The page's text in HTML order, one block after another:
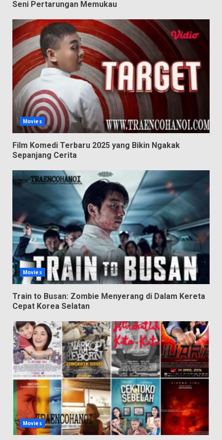
Seni Pertarungan Memukau
Movies
Film Komedi Terbaru 2025 yang Bikin Ngakak
Sepanjang Cerita
Movies
Train to Busan: Zombie Menyerang di Dalam Kereta
Cepat Korea Selatan
Movies